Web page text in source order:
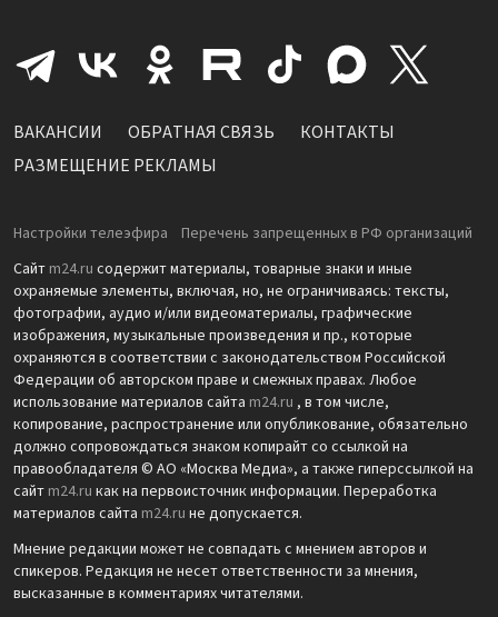
ВАКАНСИИ ОБРАТНАЯ СВЯЗЬ
КОНТАКТЫ
РАЗМЕЩЕНИЕ РЕКЛАМЫ
Настройки телеэфира
Перечень запрещенных в РФ организаций
Сайт m24.ru содержит материалы, товарные знаки и иные
охраняемые элементы, включая, но, не ограничиваясь: тексты,
фотографии, аудио и/или видеоматериалы, графические
изображения, музыкальные произведения и пр., которые
охраняются в соответствии с законодательством Российской
Федерации об авторском праве и смежных правах. Любое
использование материалов сайта m24.ru , в том числе,
копирование, распространение или опубликование, обязательно
должно сопровождаться знаком копирайт со ссылкой на
правообладателя © АО «Москва Медиа», а также гиперссылкой на
сайт m24.ru как на первоисточник информации. Переработка
материалов сайта m24.ru не допускается.
Мнение редакции может не совпадать с мнением авторов и
спикеров. Редакция не несет ответственности за мнения,
высказанные в комментариях читателями.